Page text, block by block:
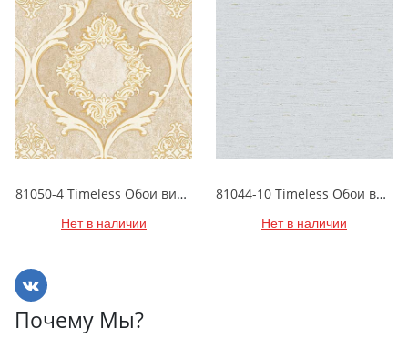
81050-4 Timeless Обои виниловые на бумажной основе 1.06*15.5
Нет в наличии
81044-10 Timeless Обои виниловые на бумажной основе 1.06*15.5
Нет в наличии
Почему Мы?